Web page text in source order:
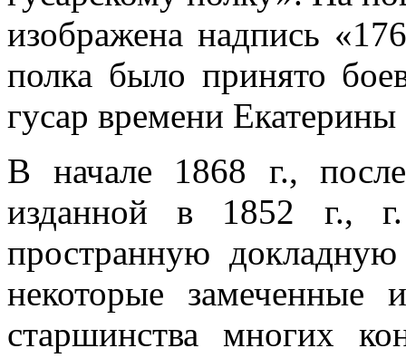
изображена надпись
полка было принято
гусар времени
В начале 1868 г.,
изданной в 1852 г.,
пространную
некоторые замеченные
старшинства многих